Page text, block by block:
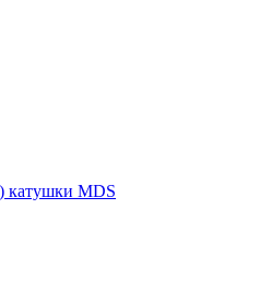
катушки MDS